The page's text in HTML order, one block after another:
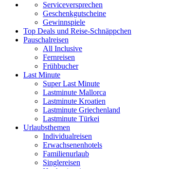
Serviceversprechen
Geschenkgutscheine
Gewinnspiele
Top Deals und Reise-Schnäppchen
Pauschalreisen
All Inclusive
Fernreisen
Frühbucher
Last Minute
Super Last Minute
Lastminute Mallorca
Lastminute Kroatien
Lastminute Griechenland
Lastminute Türkei
Urlaubsthemen
Individualreisen
Erwachsenenhotels
Familienurlaub
Singlereisen